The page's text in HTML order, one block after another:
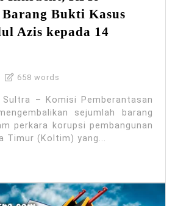
Bukti Kasus
Azis kepada 14
658 words
Sultra – Komisi Pemberantasan
sejumlah barang
perkara korupsi pembangunan
Timur (Koltim) yang...